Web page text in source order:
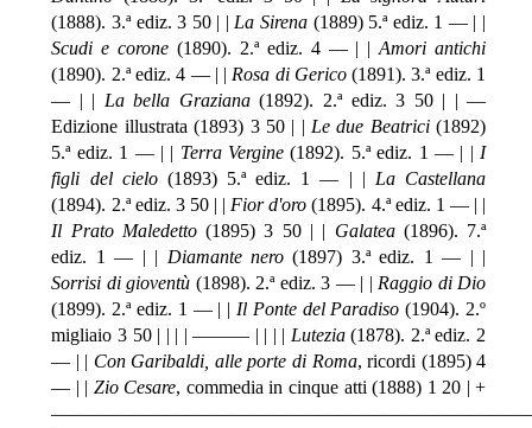
(1888). 3.ª ediz. 3 50 | | La Sirena (1889) 5.ª ediz. 1 — | |
Scudi e corone (1890). 2.ª ediz. 4 — | |Amori antichi
(1890). 2.ª ediz. 4 — | | Rosa di Gerico(1891). 3.ª ediz. 1
— | | La bella Graziana(1892). 2.ª ediz. 3 50 | | —
Edizione illustrata (1893) 3 50 | | Le due Beatrici(1892)
5.ª ediz. 1 — | | Terra Vergine (1892). 5.ª ediz. 1 — | | I
figli del cielo(1893) 5.ª ediz. 1 — | | La Castellana
(1894). 2.ª ediz. 3 50 | | Fior d'oro (1895). 4.ª ediz. 1 — | |
Il Prato Maledetto(1895) 3 50 | | Galatea(1896). 7.ª
ediz. 1 — | | Diamante nero (1897) 3.ª ediz. 1 — | |
Sorrisi di gioventù (1898). 2.ª ediz. 3 — | | Raggio di Dio
(1899). 2.ª ediz. 1 — | | Il Ponte del Paradiso (1904). 2.º
migliaio 3 50 | | | | ——— | | | | Lutezia(1878). 2.ª ediz. 2
— | | Con Garibaldi, alle porte di Roma, ricordi (1895) 4
— | | Zio Cesare, commedia in cinque atti (1888) 1 20 | +